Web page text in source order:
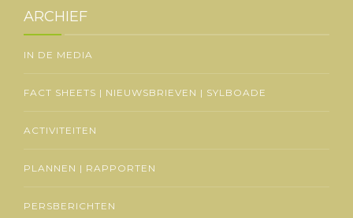
ARCHIEF
IN DE MEDIA
FACT SHEETS | NIEUWSBRIEVEN | SYLBOADE
ACTIVITEITEN
PLANNEN | RAPPORTEN
PERSBERICHTEN